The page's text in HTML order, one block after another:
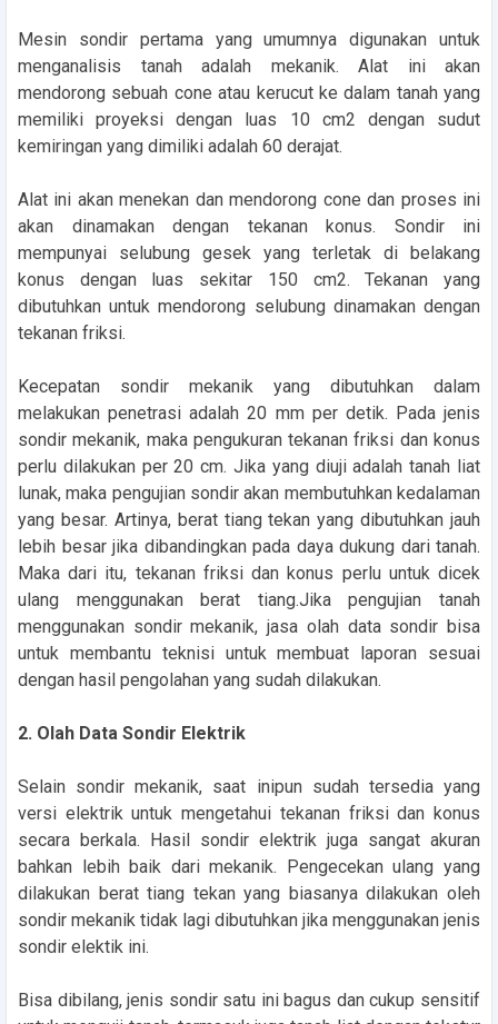
Mesin sondir pertama yang umumnya digunakan untuk
menganalisis tanah adalah mekanik. Alat ini akan
mendorong sebuah cone atau kerucut ke dalam tanah yang
memiliki proyeksi dengan luas 10 cm2 dengan sudut
kemiringan yang dimiliki adalah 60 derajat.
Alat ini akan menekan dan mendorong cone dan proses ini
akan dinamakan dengan tekanan konus. Sondir ini
mempunyai selubung gesek yang terletak di belakang
konus dengan luas sekitar 150 cm2. Tekanan yang
dibutuhkan untuk mendorong selubung dinamakan dengan
tekanan friksi.
Kecepatan sondir mekanik yang dibutuhkan dalam
melakukan penetrasi adalah 20 mm per detik. Pada jenis
sondir mekanik, maka pengukuran tekanan friksi dan konus
perlu dilakukan per 20 cm. Jika yang diuji adalah tanah liat
lunak, maka pengujian sondir akan membutuhkan kedalaman
yang besar. Artinya, berat tiang tekan yang dibutuhkan jauh
lebih besar jika dibandingkan pada daya dukung dari tanah.
Maka dari itu, tekanan friksi dan konus perlu untuk dicek
ulang menggunakan berat tiang.Jika pengujian tanah
menggunakan sondir mekanik, jasa olah data sondir bisa
untuk membantu teknisi untuk membuat laporan sesuai
dengan hasil pengolahan yang sudah dilakukan.
2. Olah Data Sondir Elektrik
Selain sondir mekanik, saat inipun sudah tersedia yang
versi elektrik untuk mengetahui tekanan friksi dan konus
secara berkala. Hasil sondir elektrik juga sangat akuran
bahkan lebih baik dari mekanik. Pengecekan ulang yang
dilakukan berat tiang tekan yang biasanya dilakukan oleh
sondir mekanik tidak lagi dibutuhkan jika menggunakan jenis
sondir elektik ini.
Bisa dibilang, jenis sondir satu ini bagus dan cukup sensitif